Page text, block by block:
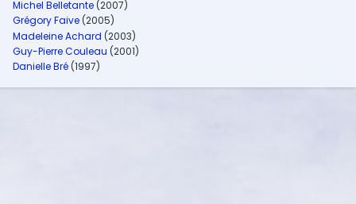
Michel Belletante (2007)
Grégory Faive (2005)
Madeleine Achard (2003)
Guy-Pierre Couleau (2001)
Danielle Bré (1997)